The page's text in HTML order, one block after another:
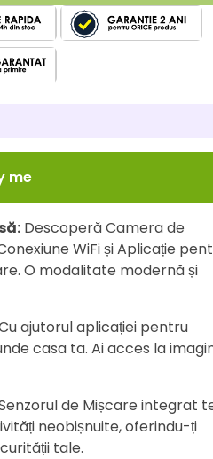
me
Descoperă Camera de
WiFi și Aplicație
O modalitate modernă și
ajutorul aplicației pentru
casa ta. Ai acces la
de Mișcare integrat
neobișnuite, oferindu-ți
tale.